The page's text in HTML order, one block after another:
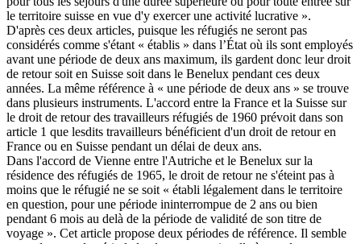
le territoire suisse en vue d'y exercer une activité lucrative ».
D'après ces deux articles, puisque les réfugiés ne seront pas
considérés comme s'étant « établis » dans l’État où ils sont employés
avant une période de deux ans maximum, ils gardent donc leur droit
de retour soit en Suisse soit dans le Benelux pendant ces deux
années. La même référence à « une période de deux ans » se trouve
dans plusieurs instruments. L'accord entre la France et la Suisse sur
le droit de retour des travailleurs réfugiés de 1960 prévoit dans son
article 1 que lesdits travailleurs bénéficient d'un droit de retour en
France ou en Suisse pendant un délai de deux ans.
Dans l'accord de Vienne entre l'Autriche et le Benelux sur la
résidence des réfugiés de 1965, le droit de retour ne s'éteint pas à
moins que le réfugié ne se soit « établi légalement dans le territoire
en question, pour une période ininterrompue de 2 ans ou bien
pendant 6 mois au delà de la période de validité de son titre de
voyage ». Cet article propose deux périodes de référence. Il semble